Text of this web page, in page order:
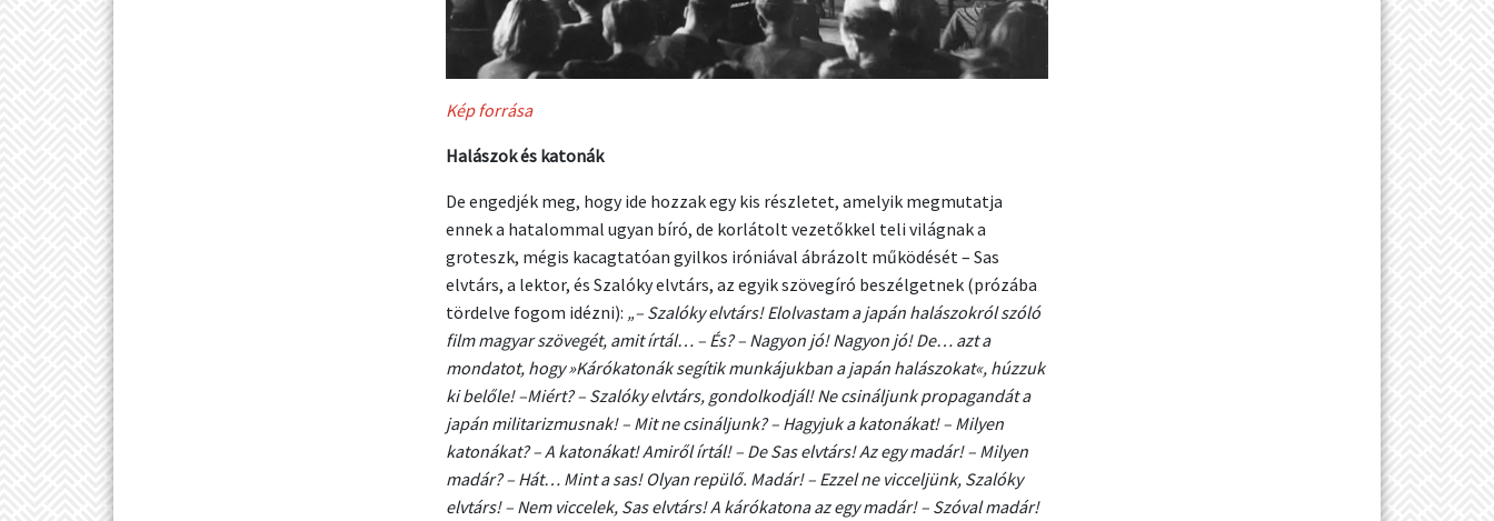
Kép forrása
Halászok és katonák
De engedjék meg, hogy ide hozzak egy kis részletet, amelyik megmutatja
ennek a hatalommal ugyan bíró, de korlátolt vezetőkkel teli világnak a
groteszk, mégis kacagtatóan gyilkos iróniával ábrázolt működését – Sas
elvtárs, a lektor, és Szalóky elvtárs, az egyik szövegíró beszélgetnek (prózába
tördelve fogom idézni): „– Szalóky elvtárs! Elolvastam a japán halászokról szóló
film magyar szövegét, amit írtál… – És? – Nagyon jó! Nagyon jó! De… azt a
mondatot, hogy »Kárókatonák segítik munkájukban a japán halászokat«, húzzuk
ki belőle! –Miért? – Szalóky elvtárs, gondolkodjál! Ne csináljunk propagandát a
japán militarizmusnak! – Mit ne csináljunk? – Hagyjuk a katonákat! – Milyen
katonákat? – A katonákat! Amiről írtál! – De Sas elvtárs! Az egy madár! – Milyen
madár? – Hát… Mint a sas! Olyan repülő. Madár! – Ezzel ne vicceljünk, Szalóky
elvtárs! – Nem viccelek, Sas elvtárs! A kárókatona az egy madár! – Szóval madár!